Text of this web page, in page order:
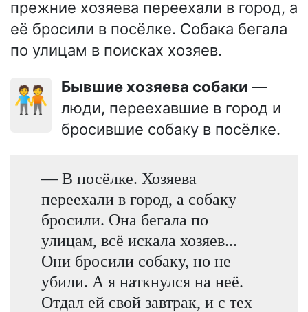
прежние хозяева переехали в город, а
её бросили в посёлке. Собака бегала
по улицам в поисках хозяев.
🧑‍🤝‍🧑 Бывшие хозяева собаки —
люди, переехавшие в город и
бросившие собаку в посёлке.
— В посёлке. Хозяева
переехали в город, а собаку
бросили. Она бегала по
улицам, всё искала хозяев...
Они бросили собаку, но не
убили. А я наткнулся на неё.
Отдал ей свой завтрак, и с тех